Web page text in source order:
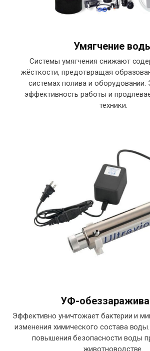
Умягчение
Системы умягчения снижают
жёсткости, предотвращая
системах полива и
эффективность работы и
техники.
УФ-
Эффективно уничтожает бактерии и
изменения химического состава
повышения безопасности воды
животноводстве.